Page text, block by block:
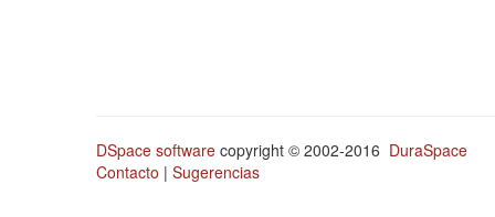
DSpace software copyright © 2002-2016 DuraSpace
Contacto | Sugerencias